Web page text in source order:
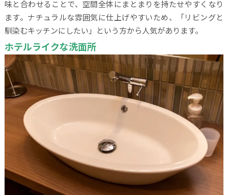
味と合わせることで、空間全体にまとまりを持たせやすくなり
ます。ナチュラルな雰囲気に仕上げやすいため、「リビングと
馴染むキッチンにしたい」という方から人気があります。
ホテルライクな洗面所